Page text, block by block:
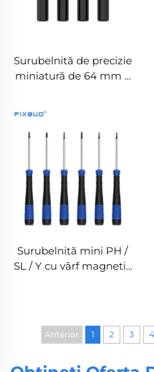
Surubelnită de precizie
miniatură de 64 mm –
Surubelnită mini PH /
SL / Y cu vârf magnetic
Anterior 1 2 3 4